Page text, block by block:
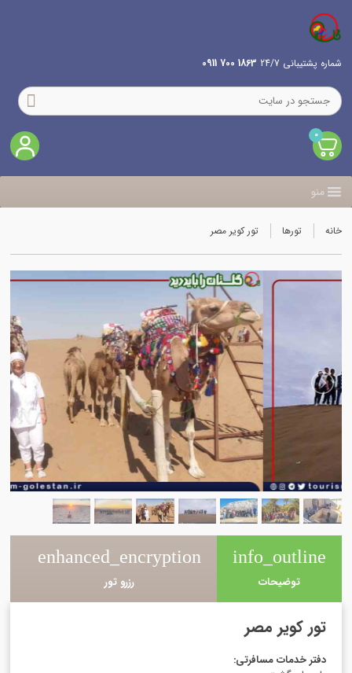
شماره پشتیبانی 24/7 1863 700 0911
0
منو
خانه تورها تور کویر مصر
info_outline
توضیحات
enhanced_encryption
رزرو تور
تور کویر مصر
دفتر خدمات مسافرتی: